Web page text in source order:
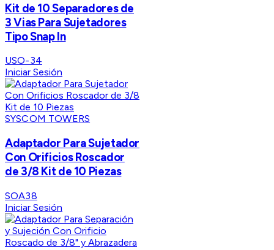
Kit de 10 Separadores de
3 Vias Para Sujetadores
Tipo Snap In
USO-34
Iniciar Sesión
SYSCOM TOWERS
Adaptador Para Sujetador
Con Orificios Roscador
de 3/8 Kit de 10 Piezas
SOA38
Iniciar Sesión